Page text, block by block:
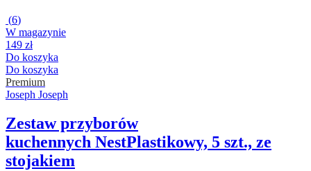
(6)
W magazynie
149 zł
Do koszyka
Do koszyka
Premium
Joseph Joseph
Zestaw przyborów
kuchennych NestPlastikowy, 5 szt., ze
stojakiem